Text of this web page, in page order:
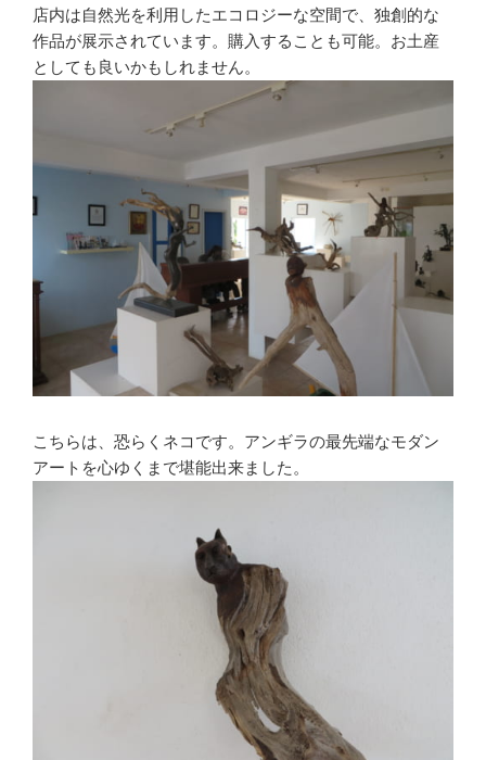
店内は自然光を利用したエコロジーな空間で、独創的な
作品が展示されています。購入することも可能。お土産
としても良いかもしれません。
こちらは、恐らくネコです。アンギラの最先端なモダン
アートを心ゆくまで堪能出来ました。